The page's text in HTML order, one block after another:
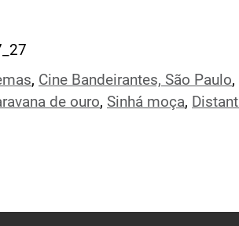
, Cine Bandeirantes, São Paulo,
de ouro, Sinhá moça,